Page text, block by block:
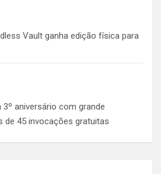
Vault ganha edição física para
3º aniversário com grande
de 45 invocações gratuitas